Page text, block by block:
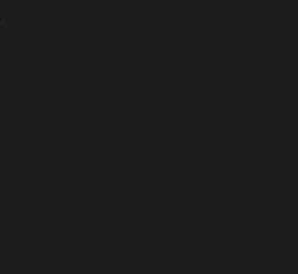
i
50×70 cm, 40×50 cm,